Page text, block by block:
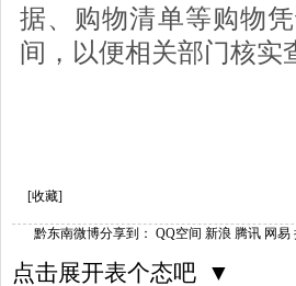
据、购物清单等购物
间，以便相关部门核实
[收藏]
分享到：
黔东南微博 QQ空间 新浪 腾讯 网易
点击展开表个态吧 ▼